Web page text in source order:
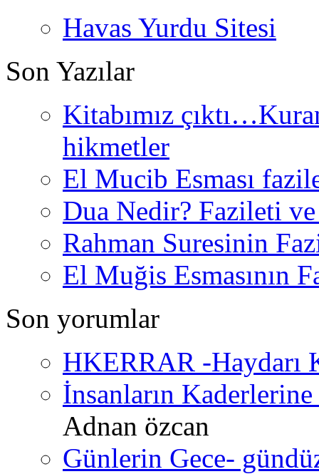
Havas Yurdu Sitesi
Son Yazılar
Kitabımız
hikmetler
El Mucib Esması
Dua Nedir? Fazileti
Rahman Suresinin
El Muğis Esmasının
Son yorumlar
HKERRAR -Haydarı
İnsanların
Adnan özcan
Günlerin Gece-